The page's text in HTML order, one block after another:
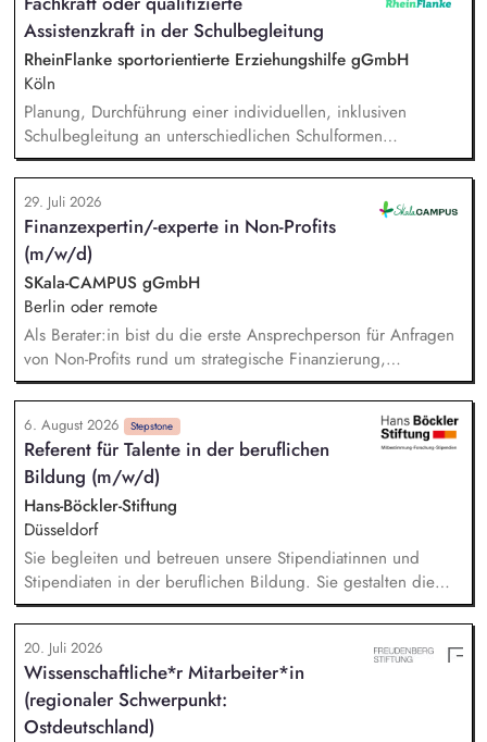
Teambuilding und Teamarbeit, Qualitätssicherung der
pädagogischen Arbeit im Hilfeplanverfahren, Kommunikation
im Hinblick auf die Schnittstelle zwischen RheinFlanke und
Schule.
Assistenzkraft in der Schulbegleitung
RheinFlanke sportorientierte Erziehungshilfe gGmbH
Köln
Planung, Durchführung einer individuellen, inklusiven
Schulbegleitung an unterschiedlichen Schulformen
(Grundschulen und weiterführenden Schulen), individuelle
Unterstützung eines:einer Schüler:in im Unterricht und in den
Pausenzeiten, Beziehungs- und Vertrauensarbeit,
gemeinsames Erarbeiten von Methoden und Strategien mit
den Lehrer:innen und Sonderpädagog:innen, um
Selbstständigkeit und Teilhabe zu fördern.
29. Juli 2026
Finanzexpertin/-experte in Non-Profits
(m/w/d)
SKala-CAMPUS gGmbH
Berlin oder remote
Als Berater:in bist du die erste Ansprechperson für Anfragen
von Non-Profits rund um strategische Finanzierung,
Finanzmanagement und Fundraising. Dabei entwickelst du
den gesamten Prozess von der Anfrage über
Angebotserstellung bis zur eigenverantwortlichen Umsetzung.
Auf Basis der jeweiligen Herausforderungen entwickelst du
passgenaue Beratungsprozesse und berätst Organisationen zu
zentralen Fragen ihrer finanziellen Steuerung und
strategischen Weiterentwicklung.
6. August 2026 Stepstone
Referent für Talente in der beruflichen
Bildung (m/w/d)
Hans-Böckler-Stiftung
Düsseldorf
Sie begleiten und betreuen unsere Stipendiatinnen und
Stipendiaten in der beruflichen Bildung. Sie gestalten die
ideelle Förderung und wirken aktiv am Seminarprogramm
mit. Damit einher gehen Dienstreisen im In- und Ausland. Sie
beteiligen sich an abteilungsübergreifenden Aufgaben und
wirken an wissenschaftlichen Publikationen mit. Sie sind
mitverantwortlich für die Projektdokumentation und das
Berichtswesen an das BMFTR.
20. Juli 2026
Wissenschaftliche*r Mitarbeiter*in
(regionaler Schwerpunkt:
Ostdeutschland)